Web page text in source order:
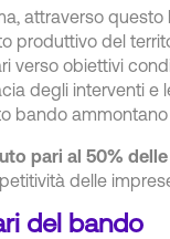
attraverso
produttivo del
verso obiettivi
degli interventi
bando ammontano
pari al 50%
delle
del bando